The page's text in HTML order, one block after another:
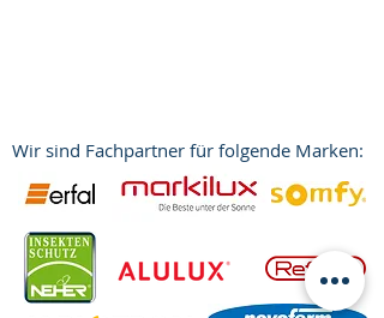
Wir sind Fachpartner für folgende Marken: